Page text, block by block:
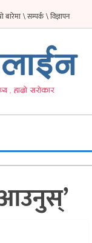
\ विज्ञापन
\ सम्पर्क
बारेमा